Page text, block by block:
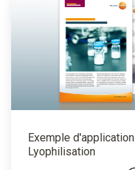
Exemple d'application
Lyophilisation